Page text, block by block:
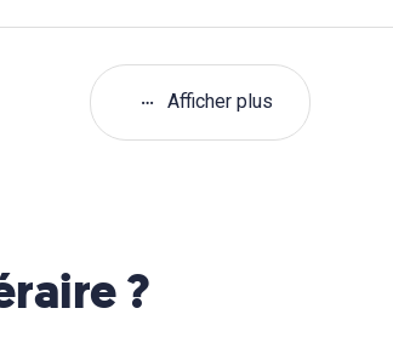
Afficher plus
?